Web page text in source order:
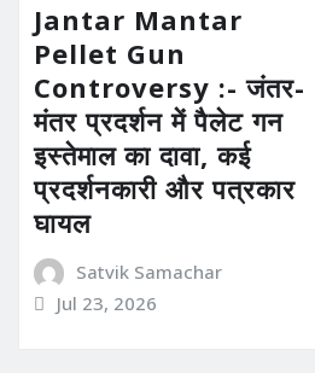
Jantar Mantar
Pellet Gun
Controversy :- जंतर-
मंतर प्रदर्शन में पैलेट गन
इस्तेमाल का दावा, कई
प्रदर्शनकारी और पत्रकार
घायल
Satvik Samachar
Jul 23, 2026